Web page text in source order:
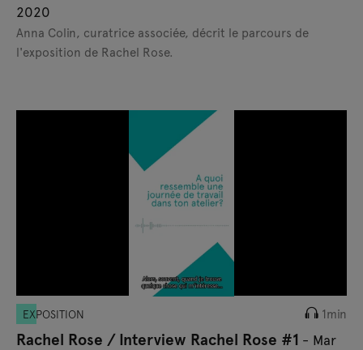
2020
Anna Colin, curatrice associée, décrit le parcours de
l'exposition de Rachel Rose.
EXPOSITION 1min
Rachel Rose / Interview Rachel Rose #1 - Mar